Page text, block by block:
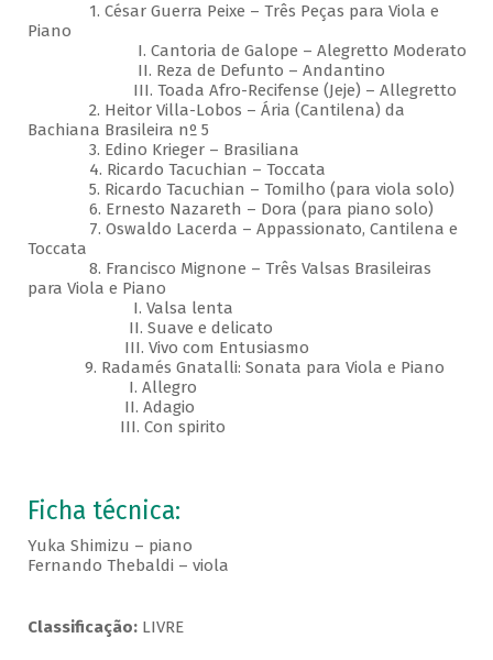
1. César Guerra Peixe – Três Peças para Viola e
Piano
I. Cantoria de Galope – Alegretto Moderato
II. Reza de Defunto – Andantino
III. Toada Afro-Recifense (Jeje) – Allegretto
2. Heitor Villa-Lobos – Ária (Cantilena) da
Bachiana Brasileira nº 5
3. Edino Krieger – Brasiliana
4. Ricardo Tacuchian – Toccata
5. Ricardo Tacuchian – Tomilho (para viola solo)
6. Ernesto Nazareth – Dora (para piano solo)
7. Oswaldo Lacerda – Appassionato, Cantilena e
Toccata
8. Francisco Mignone – Três Valsas Brasileiras
para Viola e Piano
I. Valsa lenta
II. Suave e delicato
III. Vivo com Entusiasmo
9. Radamés Gnatalli: Sonata para Viola e Piano
I. Allegro
II. Adagio
III. Con spirito
Ficha técnica:
Yuka Shimizu – piano
Fernando Thebaldi – viola
Classificação:LIVRE